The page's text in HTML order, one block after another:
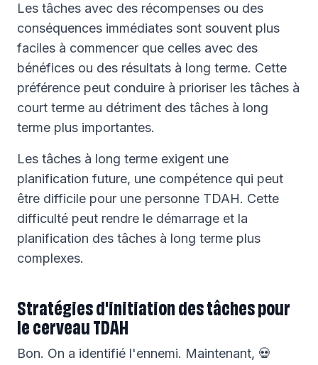
Les tâches avec des récompenses ou des
conséquences immédiates sont souvent plus
faciles à commencer que celles avec des
bénéfices ou des résultats à long terme. Cette
préférence peut conduire à prioriser les tâches à
court terme au détriment des tâches à long
terme plus importantes.
Les tâches à long terme exigent une
planification future, une compétence qui peut
être difficile pour une personne TDAH. Cette
difficulté peut rendre le démarrage et la
planification des tâches à long terme plus
complexes.
Stratégies d'initiation des tâches pour
le cerveau TDAH
Bon. On a identifié l'ennemi. Maintenant, 💀